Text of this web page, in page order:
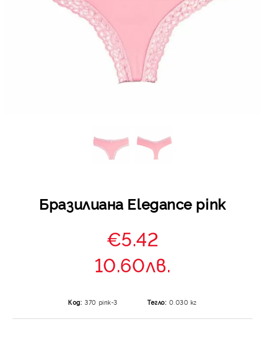
Бразилиана Elegance pink
€5.42
10.60лв.
Код: 370 pink-3 Тегло: 0.030 кг